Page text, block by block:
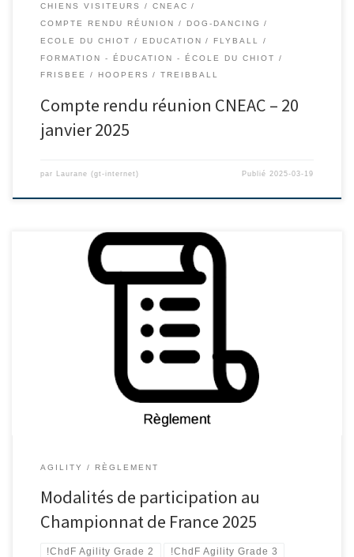
CHIENS VISITEURS
CNEAC
COMPTE RENDU RÉUNION
DOG-DANCING
ECOLE DU CHIOT
EDUCATION
FLYBALL
FORMATION - ÉDUCATION - ÉCOLE DU CHIOT
FRISBEE
HOOPERS TREIBBALL
Compte rendu réunion CNEAC – 20
janvier 2025
par Laurane (gt-internet) Publié2025-03-19
AGILITY RÈGLEMENT
Modalités de participation au
Championnat de France 2025
!ChdF Agility Grade 2 !ChdF Agility Grade 3